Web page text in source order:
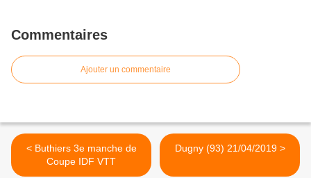
Commentaires
Ajouter un commentaire
< Buthiers 3e manche de
Coupe IDF VTT
Dugny (93) 21/04/2019 >